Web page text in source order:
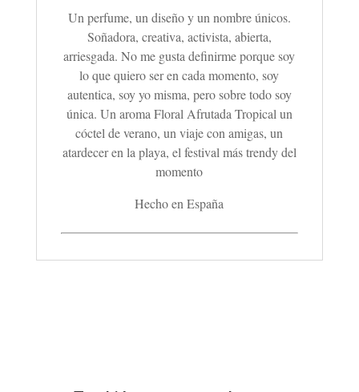
Un perfume, un diseño y un nombre únicos.
Soñadora, creativa, activista, abierta,
arriesgada. No me gusta definirme porque soy
lo que quiero ser en cada momento, soy
autentica, soy yo misma, pero sobre todo soy
única. Un aroma Floral Afrutada Tropical un
cóctel de verano, un viaje con amigas, un
atardecer en la playa, el festival más trendy del
momento
Hecho en España